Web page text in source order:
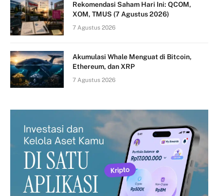
Rekomendasi Saham Hari Ini: QCOM,
XOM, TMUS (7 Agustus 2026)
7 Agustus 2026
Akumulasi Whale Menguat di Bitcoin,
Ethereum, dan XRP
7 Agustus 2026